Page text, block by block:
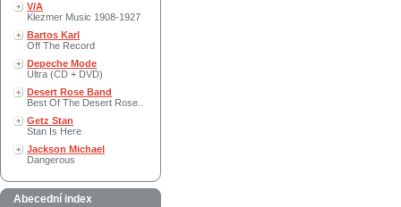
V/A
Klezmer Music 1908-1927
Bartos Karl
Off The Record
Depeche Mode
Ultra (CD + DVD)
Desert Rose Band
Best Of The Desert Rose..
Getz Stan
Stan Is Here
Jackson Michael
Dangerous
Abecední index